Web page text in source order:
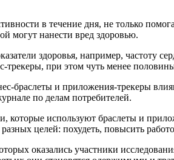
в течение дня, не только
могут нанести вред здоровью.
здоровья, например, частоту
при этом чуть менее
браслеты и приложения-трекеры
по делам потребителей.
используют браслеты и
целей: похудеть, повысить
оказались участники